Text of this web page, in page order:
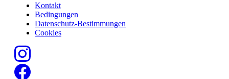
Kontakt
Bedingungen
Datenschutz-Bestimmungen
Cookies